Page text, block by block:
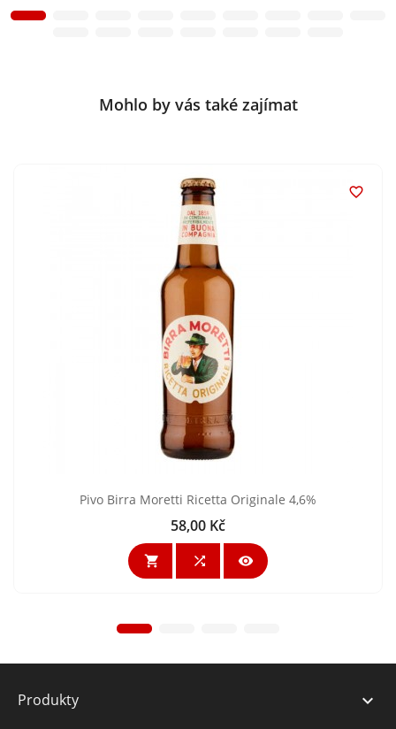
Mohlo by vás také zajímat

Pivo Birra Moretti Ricetta Originale 4,6%
Cena
58,00 Kč
  
Produkty 